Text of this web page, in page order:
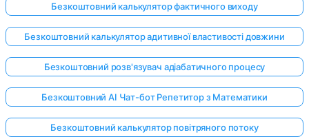
Безкоштовний калькулятор фактичного виходу
Безкоштовний калькулятор адитивної властивості довжини
Безкоштовний розв'язувач адіабатичного процесу
Безкоштовний AI Чат-бот Репетитор з Математики
Безкоштовний калькулятор повітряного потоку